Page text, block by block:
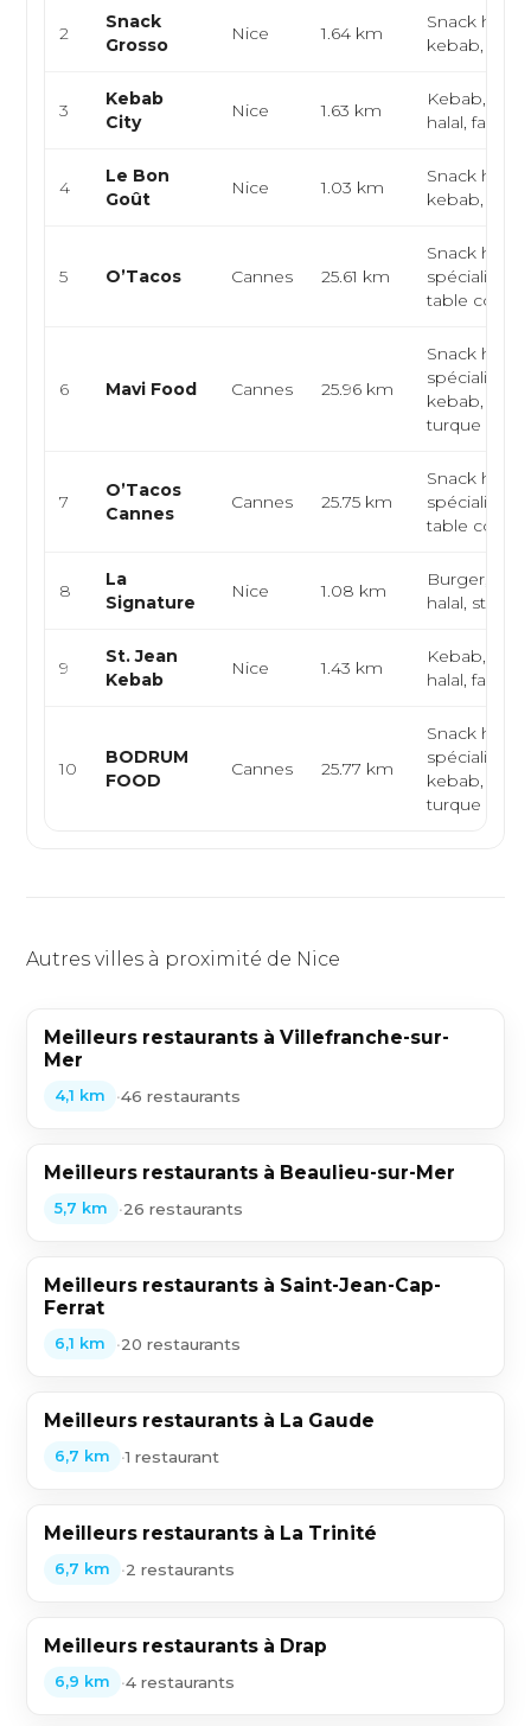
2
Snack
Grosso
Nice 1.64 km
Snack halal,
kebab, fast
3
Kebab
City
Nice 1.63 km
Kebab,
halal, fast
4
Le Bon
Goût
Nice 1.03 km
Snack halal,
kebab, fast
5 O’Tacos Cannes 25.61 km
Snack halal,
spécialités
table
6 Mavi Food Cannes 25.96 km
Snack halal,
spécialités
kebab,
turque
7
O’Tacos
Cannes
Cannes 25.75 km
Snack halal,
spécialités
table
8
La
Signature
Nice 1.08 km
Burger,
halal, street
9
St. Jean
Kebab
Nice 1.43 km
Kebab,
halal, fast
10
BODRUM
FOOD
Cannes 25.77 km
Snack halal,
spécialités
kebab,
turque
Autres villes à proximité de Nice
Meilleurs restaurants à Villefranche-sur-
Mer
4,1 km •46 restaurants
Meilleurs restaurants à Beaulieu-sur-Mer
5,7 km •26 restaurants
Meilleurs restaurants à Saint-Jean-Cap-
Ferrat
6,1 km •20 restaurants
Meilleurs restaurants à La Gaude
6,7 km •1 restaurant
Meilleurs restaurants à La Trinité
6,7 km •2 restaurants
Meilleurs restaurants à Drap
6,9 km •4 restaurants